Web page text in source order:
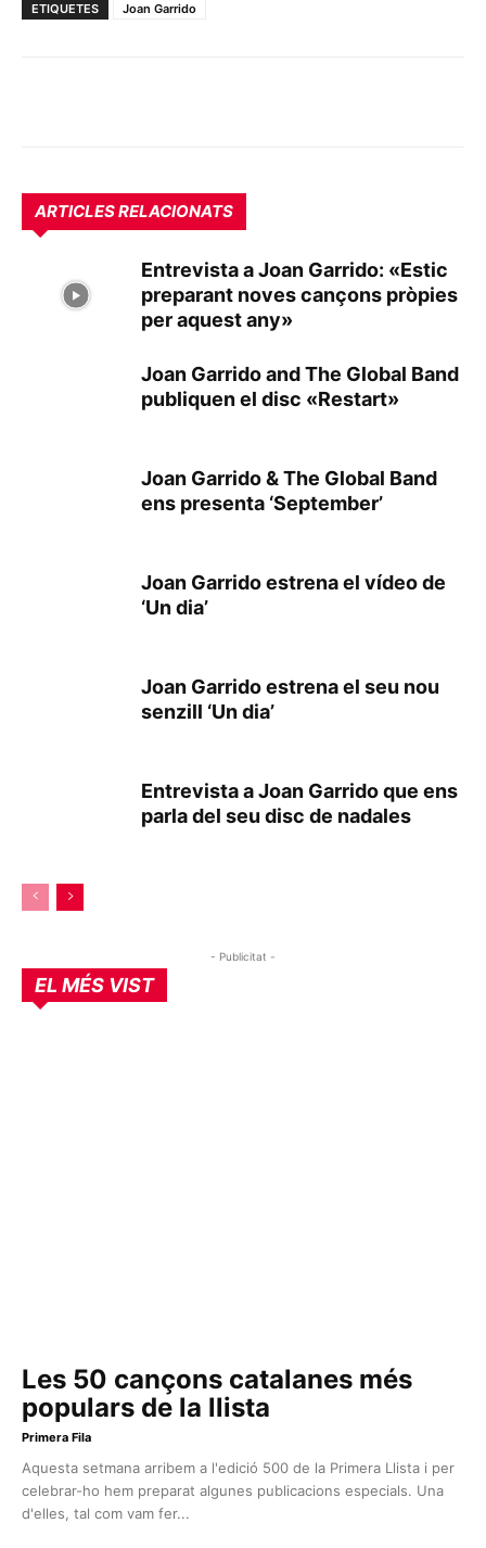
ETIQUETES Joan Garrido
ARTICLES RELACIONATS
Entrevista a Joan Garrido: «Estic
preparant noves cançons pròpies
per aquest any»
Joan Garrido and The Global Band
publiquen el disc «Restart»
Joan Garrido & The Global Band
ens presenta ‘September’
Joan Garrido estrena el vídeo de
‘Un dia’
Joan Garrido estrena el seu nou
senzill ‘Un dia’
Entrevista a Joan Garrido que ens
parla del seu disc de nadales
- Publicitat -
EL MÉS VIST
Les 50 cançons catalanes més
populars de la llista
Primera Fila
Aquesta setmana arribem a l'edició 500 de la Primera Llista i per
celebrar-ho hem preparat algunes publicacions especials. Una
d'elles, tal com vam fer...